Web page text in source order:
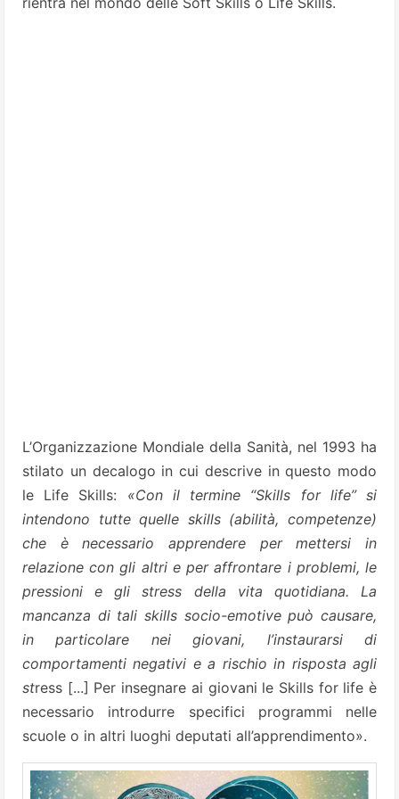
L’Organizzazione Mondiale della Sanità, nel 1993 ha
stilato un decalogo in cui descrive in questo modo
le Life Skills: «Con il termine “Skills for life” si
intendono tutte quelle skills (abilità, competenze)
che è necessario apprendere per mettersi in
relazione con gli altri e per affrontare i problemi, le
pressioni e gli stress della vita quotidiana. La
mancanza di tali skills socio-emotive può causare,
in particolare nei giovani, l’instaurarsi di
comportamenti negativi e a rischio in risposta agli
stress [...] Per insegnare ai giovani le Skills for life è
necessario introdurre specifici programmi nelle
scuole o in altri luoghi deputati all’apprendimento».